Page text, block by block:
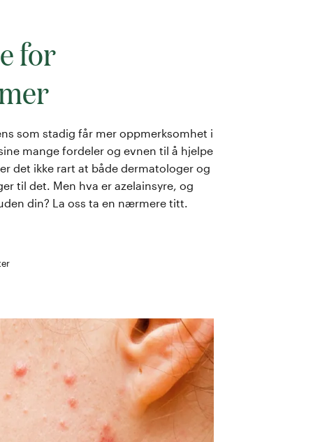
for
som stadig får mer oppmerksomhet i
mange fordeler og evnen til å hjelpe
det ikke rart at både dermatologer og
til det. Men hva er azelainsyre, og
din? La oss ta en nærmere titt.